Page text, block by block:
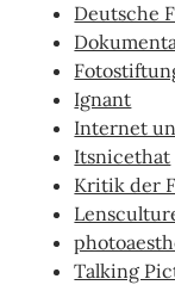
Deutsche
Ignant
Internet
Itsnicethat
Kritik der
Talking